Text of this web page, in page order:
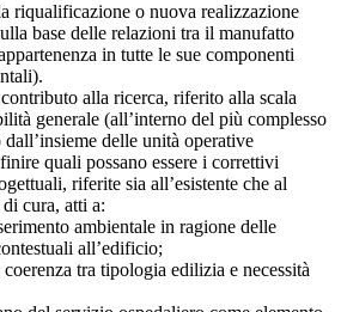
riqualificazione o nuova realizzazione
base delle relazioni tra il manufatto
in tutte le sue componenti
alla ricerca, riferito alla scala
generale (all’interno del più complesso
delle unità operative
quali possano essere i correttivi
riferite sia all’esistente che al
cura, atti a:
ambientale in ragione delle
all’edificio;
tra tipologia edilizia e necessità